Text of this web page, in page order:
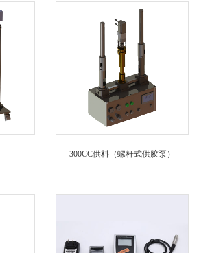
300CC供料（螺杆式供胶泵）